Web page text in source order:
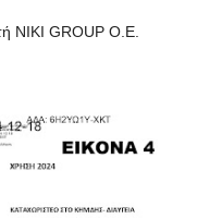
ΝΙΚΙ GROUP O.E.